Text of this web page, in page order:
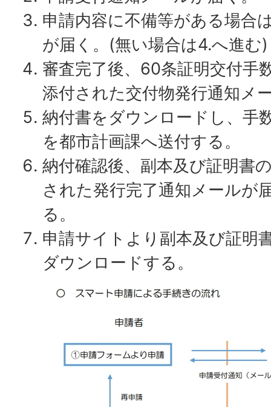
申請内容に不備等がある場合
が届く。(無い場合は4.へ進む)
審査完了後、60条証明交付手
添付された交付物発行通知メ
納付書をダウンロードし、手
を都市計画課へ送付する。
納付確認後、副本及び証明書
された発行完了通知メールが
る。
申請サイトより副本及び証明
ダウンロードする。